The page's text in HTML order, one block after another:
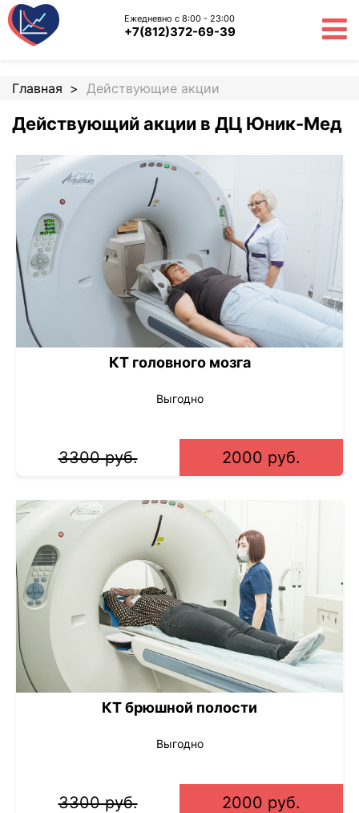
Ежедневно с 8:00 - 23:00
+7(812)372-69-39
Главная Действующие акции
Действующий акции в ДЦ Юник-Мед
КТ головного мозга
Выгодно
3300 руб. 2000 руб.
КТ брюшной полости
Выгодно
3300 руб. 2000 руб.